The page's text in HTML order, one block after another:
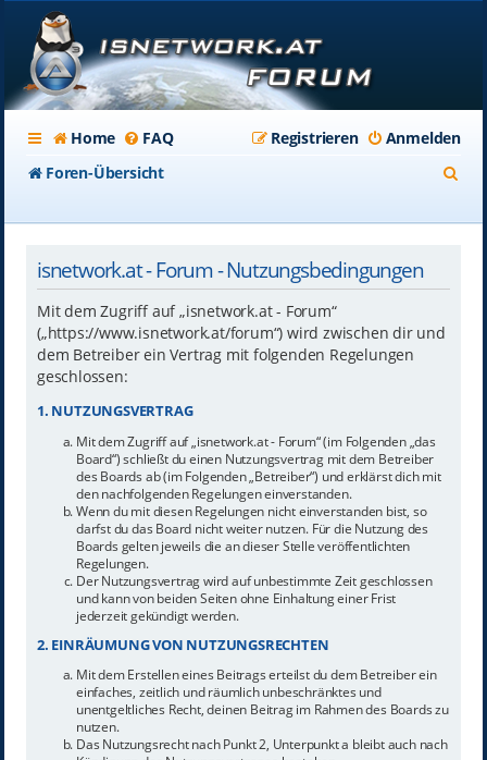
Home FAQ Anmelden
Registrieren
Foren-Übersicht
isnetwork.at - Forum - Nutzungsbedingungen
Mit dem Zugriff auf „isnetwork.at - Forum“
(„https://www.isnetwork.at/forum“) wird zwischen dir und
dem Betreiber ein Vertrag mit folgenden Regelungen
geschlossen:
1. NUTZUNGSVERTRAG
Mit dem Zugriff auf „isnetwork.at - Forum“ (im Folgenden „das
Board“) schließt du einen Nutzungsvertrag mit dem Betreiber
des Boards ab (im Folgenden „Betreiber“) und erklärst dich mit
den nachfolgenden Regelungen einverstanden.
Wenn du mit diesen Regelungen nicht einverstanden bist, so
darfst du das Board nicht weiter nutzen. Für die Nutzung des
Boards gelten jeweils die an dieser Stelle veröffentlichten
Regelungen.
Der Nutzungsvertrag wird auf unbestimmte Zeit geschlossen
und kann von beiden Seiten ohne Einhaltung einer Frist
jederzeit gekündigt werden.
2. EINRÄUMUNG VON NUTZUNGSRECHTEN
Mit dem Erstellen eines Beitrags erteilst du dem Betreiber ein
einfaches, zeitlich und räumlich unbeschränktes und
unentgeltliches Recht, deinen Beitrag im Rahmen des Boards zu
nutzen.
Das Nutzungsrecht nach Punkt 2, Unterpunkt a bleibt auch nach